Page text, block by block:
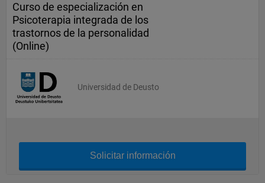
Curso de especialización en
Psicoterapia integrada de los
trastornos de la personalidad
(Online)
Universidad de Deusto
Solicitar información